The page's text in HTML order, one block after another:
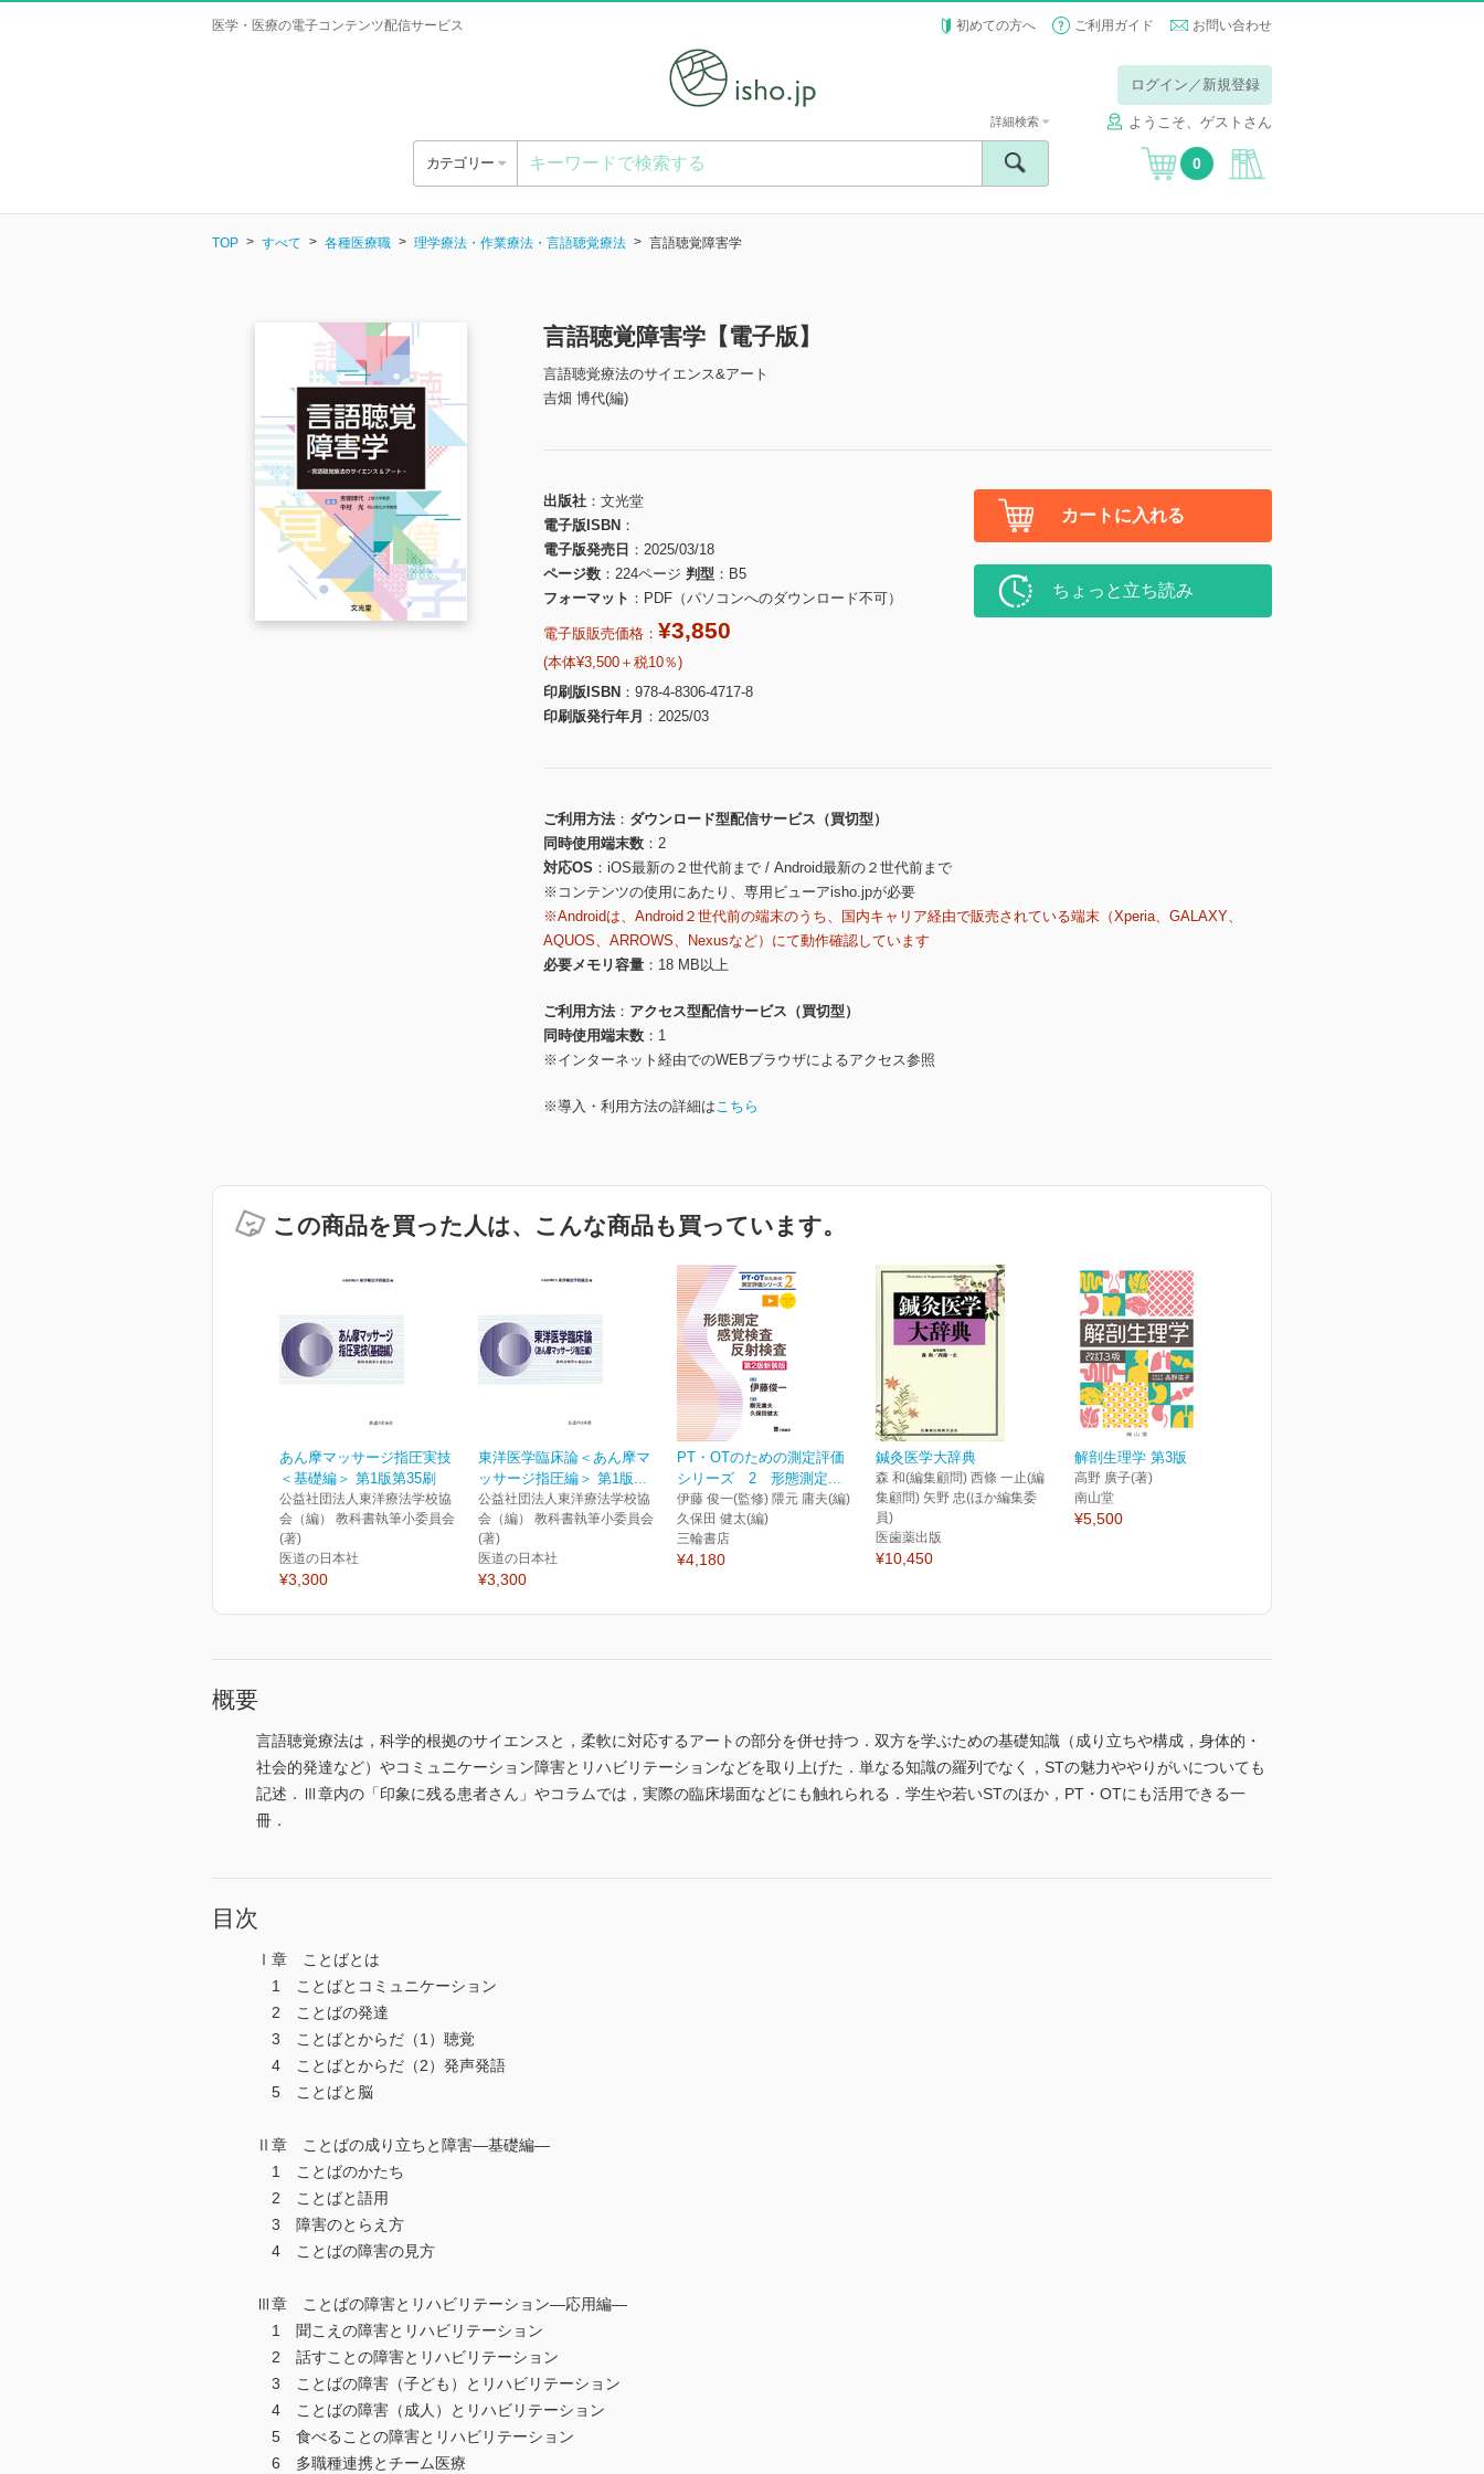
医学・医療の電子コンテンツ配信サービス 初めての方へ ご利用ガイド お問い合わせ
ログイン／新規登録
ようこそ、ゲストさん
カテゴリー
詳細検索
0
TOP すべて 各種医療職 理学療法・作業療法・言語聴覚療法 言語聴覚障害学
言語聴覚障害学【電子版】
言語聴覚療法のサイエンス&アート
吉畑 博代(編)
出版社
文光堂
電子版ISBN
電子版発売日
2025/03/18
ページ数
224ページ 判型
B5
フォーマット
PDF（パソコンへのダウンロード不可）
電子版販売価格： ¥3,850
(本体¥3,500＋税10％)
印刷版ISBN
978-4-8306-4717-8
印刷版発行年月
2025/03
カートに入れる
ちょっと立ち読み
ご利用方法
ダウンロード型配信サービス（買切型）
同時使用端末数
2
対応OS
iOS最新の２世代前まで / Android最新の２世代前まで
※コンテンツの使用にあたり、専用ビューアisho.jpが必要
※Androidは、Android２世代前の端末のうち、国内キャリア経由で販売されている端末（Xperia、GALAXY、
AQUOS、ARROWS、Nexusなど）にて動作確認しています
必要メモリ容量
18 MB以上
ご利用方法
アクセス型配信サービス（買切型）
同時使用端末数
1
※インターネット経由でのWEBブラウザによるアクセス参照
※導入・利用方法の詳細はこちら
この商品を買った人は、こんな商品も買っています。
あん摩マッサージ指圧実技
＜基礎編＞ 第1版第35刷
公益社団法人東洋療法学校協
会（編） 教科書執筆小委員会
(著)
医道の日本社
¥3,300
東洋医学臨床論＜あん摩マ
ッサージ指圧編＞ 第1版...
公益社団法人東洋療法学校協
会（編） 教科書執筆小委員会
(著)
医道の日本社
¥3,300
PT・OTのための測定評価
シリーズ 2 形態測定...
伊藤 俊一(監修) 隈元 庸夫(編)
久保田 健太(編)
三輪書店
¥4,180
鍼灸医学大辞典
森 和(編集顧問) 西條 一止(編
集顧問) 矢野 忠(ほか編集委
員)
医歯薬出版
¥10,450
解剖生理学 第3版
高野 廣子(著)
南山堂
¥5,500
概要
言語聴覚療法は，科学的根拠のサイエンスと，柔軟に対応するアートの部分を併せ持つ．双方を学ぶための基礎知識（成り立ちや構成，身体的・
社会的発達など）やコミュニケーション障害とリハビリテーションなどを取り上げた．単なる知識の羅列でなく，STの魅力ややりがいについても
記述．Ⅲ章内の「印象に残る患者さん」やコラムでは，実際の臨床場面などにも触れられる．学生や若いSTのほか，PT・OTにも活用できる一
冊．
目次
Ⅰ章 ことばとは
1 ことばとコミュニケーション
2 ことばの発達
3 ことばとからだ（1）聴覚
4 ことばとからだ（2）発声発語
5 ことばと脳
Ⅱ章 ことばの成り立ちと障害―基礎編―
1 ことばのかたち
2 ことばと語用
3 障害のとらえ方
4 ことばの障害の見方
Ⅲ章 ことばの障害とリハビリテーション―応用編―
1 聞こえの障害とリハビリテーション
2 話すことの障害とリハビリテーション
3 ことばの障害（子ども）とリハビリテーション
4 ことばの障害（成人）とリハビリテーション
5 食べることの障害とリハビリテーション
6 多職種連携とチーム医療